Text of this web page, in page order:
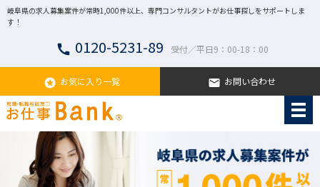
岐阜県の求人募集案件が常時1,000件以上、専門コンサルタントがお仕事探しをサポートしま
す！
call 0120-5231-89 受付／平日9：00-18：00
stars お気に入り一覧 email お問い合わせ